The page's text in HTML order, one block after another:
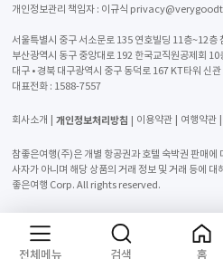
개인정보관리 책임자 : 이규식
서울특별시 중구 서소문로 135 연호빌딩 11층~12층
부산광역시 동구 중앙대로 192 한국교직원공제회 10
대구 • 경북 대구광역시 중구 동덕로 167 KT타워 신
대표전화 : 1588-7557
회사소개 개인정보처리방침 이용약관 여행약관
참좋은여행(주)은 개별 항공권과 호텔 숙박권 판매
사자가 아니며 해당 상품의 거래 정보 및 거래 등에
좋은여행 Corp. All rights reserved.
전체메뉴 검색 홈